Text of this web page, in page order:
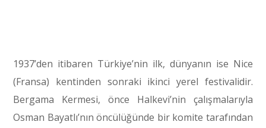
1937’den itibaren Türkiye’nin ilk, dünyanın ise Nice
(Fransa) kentinden sonraki ikinci yerel festivalidir.
Bergama Kermesi, önce Halkevi’nin çalışmalarıyla
Osman Bayatlı’nın öncülüğünde bir komite tarafından